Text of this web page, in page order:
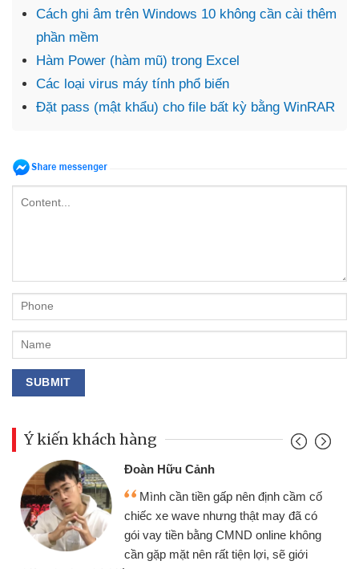
Cách ghi âm trên Windows 10 không cần cài thêm
phần mềm
Hàm Power (hàm mũ) trong Excel
Các loại virus máy tính phổ biến
Đặt pass (mật khẩu) cho file bất kỳ bằng WinRAR
Ý kiến khách hàng
Đoàn Hữu Cảnh
Mình cần tiền gấp nên định cầm cố
chiếc xe wave nhưng thật may đã có
gói vay tiền bằng CMND online không
cần gặp mặt nên rất tiện lợi, sẽ giới